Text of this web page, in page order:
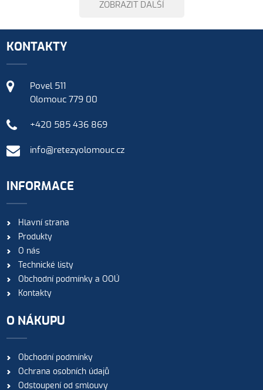
ZOBRAZIT DALŠÍ
KONTAKTY
Povel 511
Olomouc 779 00
+420 585 436 869
info@retezyolomouc.cz
INFORMACE
Hlavní strana
Produkty
O nás
Technické listy
Obchodní podmínky a OOÚ
Kontakty
O NÁKUPU
Obchodní podmínky
Ochrana osobních údajů
Odstoupení od smlouvy